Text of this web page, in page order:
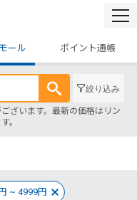
モール ポイント通帳
絞り込み
ざいます。最新の価格はリン
。
~ 4999円